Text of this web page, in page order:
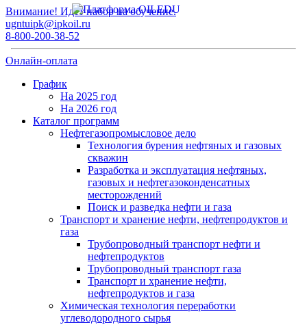
Внимание! Идет набор на обучение.
ugntuipk@ipkoil.ru
8-800-200-38-52
Онлайн-оплата
График
На 2025 год
На 2026 год
Каталог программ
Нефтегазопромысловое дело
Технология бурения нефтяных и газовых
скважин
Разработка и эксплуатация нефтяных,
газовых и нефтегазоконденсатных
месторождений
Поиск и разведка нефти и газа
Транспорт и хранение нефти, нефтепродуктов и
газа
Трубопроводный транспорт нефти и
нефтепродуктов
Трубопроводный транспорт газа
Транспорт и хранение нефти,
нефтепродуктов и газа
Химическая технология переработки
углеводородного сырья